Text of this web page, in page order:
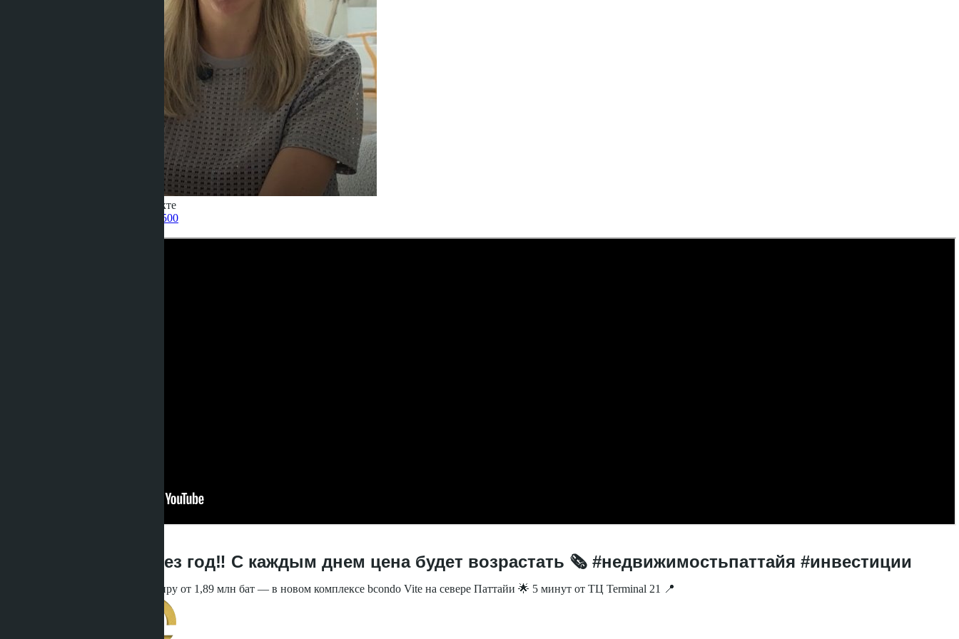
Получить информацию об объекте
+66 80 006 4500
Сдача проекта через год‼️ С каждым днем цена будет возрастать 🗞️ #недвижимостьпаттайя #инвестиции
Успевайте забронировать квартиру от 1,89 млн бат — в новом комплексе bcondo Vite на севере Паттайи 🌟 5 минут от ТЦ Terminal 21 📍